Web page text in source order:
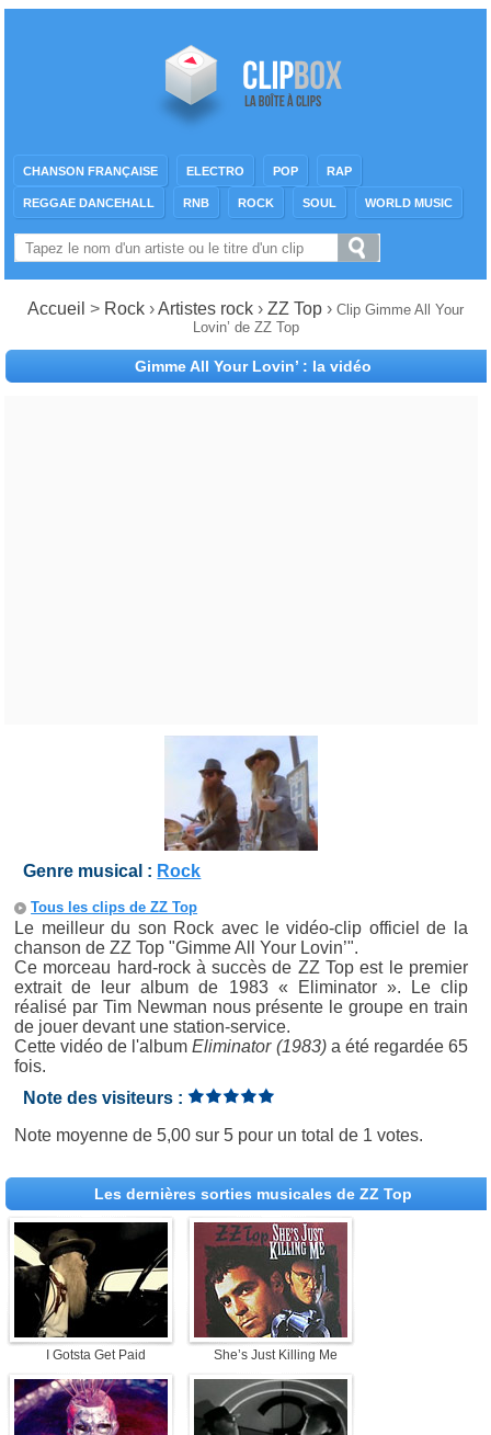
CHANSON FRANÇAISE ELECTRO POP RAP
REGGAE DANCEHALL RNB ROCK SOUL WORLD MUSIC
Accueil > Rock ›Artistes rock › ZZ Top › Clip Gimme All Your
Lovin’ de ZZ Top
Gimme All Your Lovin’ : la vidéo
Genre musical : Rock
Tous les clips de ZZ Top
Le meilleur du son Rock avec le vidéo-clip officiel de la
chanson de ZZ Top "Gimme All Your Lovin’".
Ce morceau hard-rock à succès de ZZ Top est le premier
extrait de leur album de 1983 « Eliminator ». Le clip
réalisé par Tim Newman nous présente le groupe en train
de jouer devant une station-service.
Cette vidéo de l'albumEliminator (1983)a été regardée 65
fois.
Note des visiteurs :
Note moyenne de5,00 sur5 pour un total de 1 votes.
Les dernières sorties musicales de ZZ Top
I Gotsta Get Paid She’s Just Killing Me